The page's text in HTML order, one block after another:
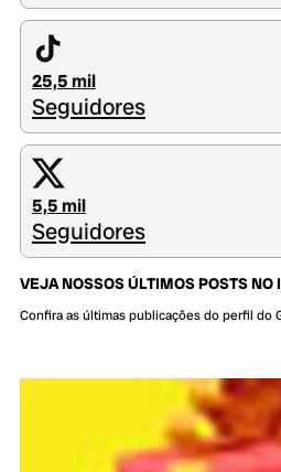
25,5 mil
Seguidores
5,5 mil
Seguidores
VEJA NOSSOS ÚLTIMOS POSTS NO
Confira as últimas publicações do perfil do